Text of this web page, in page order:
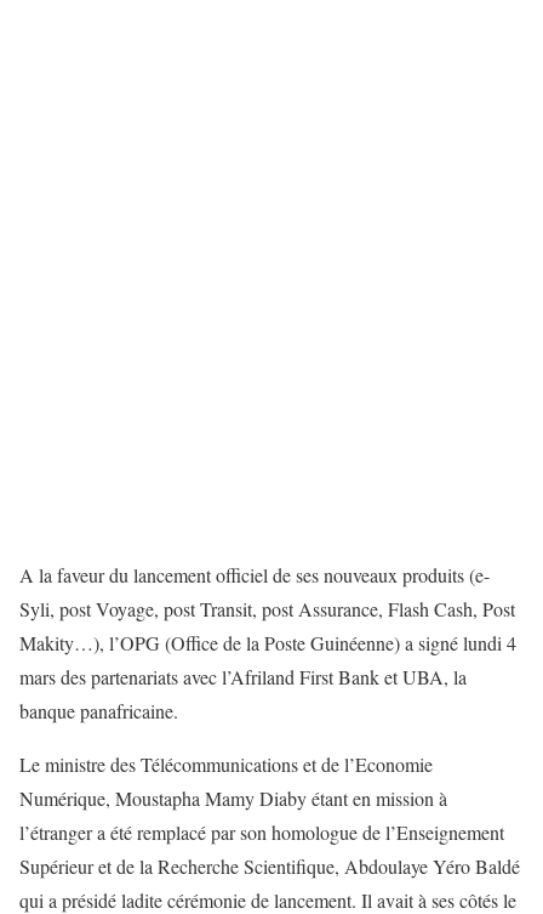
A la faveur du lancement officiel de ses nouveaux produits (e-
Syli, post Voyage, post Transit, post Assurance, Flash Cash, Post
Makity…), l’OPG (Office de la Poste Guinéenne) a signé lundi 4
mars des partenariats avec l’Afriland First Bank et UBA, la
banque panafricaine.
Le ministre des Télécommunications et de l’Economie
Numérique, Moustapha Mamy Diaby étant en mission à
l’étranger a été remplacé par son homologue de l’Enseignement
Supérieur et de la Recherche Scientifique, Abdoulaye Yéro Baldé
qui a présidé ladite cérémonie de lancement. Il avait à ses côtés le